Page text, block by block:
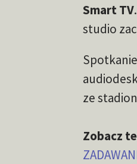
Smart TV
studio
ze
Zobacz